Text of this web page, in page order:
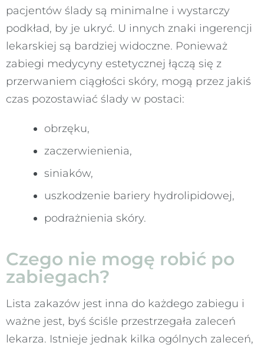
pacjentów ślady są minimalne i wystarczy
podkład, by je ukryć. U innych znaki ingerencji
lekarskiej są bardziej widoczne. Ponieważ
zabiegi medycyny estetycznej łączą się z
przerwaniem ciągłości skóry, mogą przez jakiś
czas pozostawiać ślady w postaci:
obrzęku,
zaczerwienienia,
siniaków,
uszkodzenie bariery hydrolipidowej,
podrażnienia skóry.
Czego nie mogę robić po
zabiegach?
Lista zakazów jest inna do każdego zabiegu i
ważne jest, byś ściśle przestrzegała zaleceń
lekarza. Istnieje jednak kilka ogólnych zaleceń,